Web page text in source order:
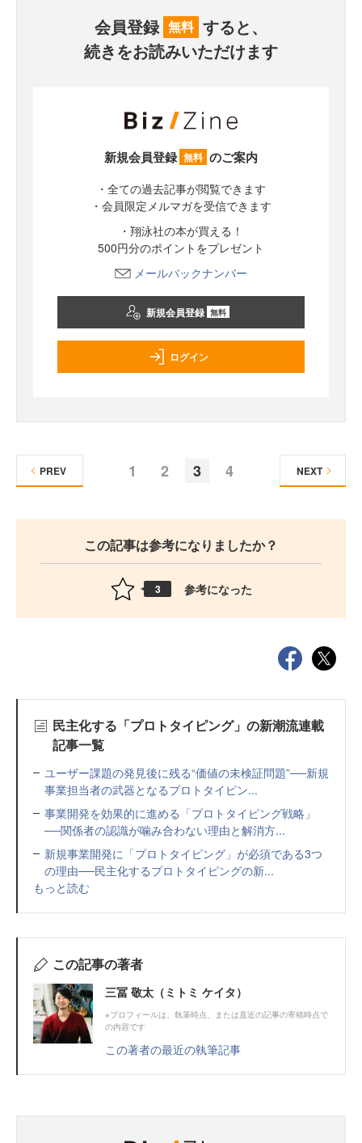
会員登録 無料 すると、
続きをお読みいただけます
新規会員登録 無料 のご案内
・全ての過去記事が閲覧できます
・会員限定メルマガを受信できます
・翔泳社の本が買える！
500円分のポイントをプレゼント
メールバックナンバー
新規会員登録 無料
ログイン
1 2 3 4
PREV NEXT
この記事は参考になりましたか？
3 参考になった
民主化する「プロトタイピング」の新潮流連載
記事一覧
ユーザー課題の発見後に残る“価値の未検証問題”──新規
事業担当者の武器となるプロトタイピン...
事業開発を効果的に進める「プロトタイピング戦略」
──関係者の認識が噛み合わない理由と解消方...
新規事業開発に「プロトタイピング」が必須である3つ
の理由──民主化するプロトタイピングの新...
もっと読む
この記事の著者
三冨 敬太（ミトミ ケイタ）
※プロフィールは、執筆時点、または直近の記事の寄稿時点で
の内容です
この著者の最近の執筆記事